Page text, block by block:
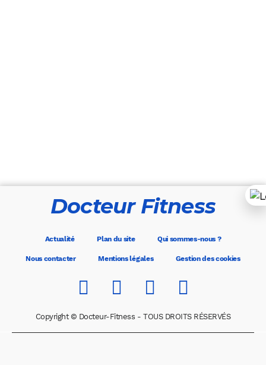
Docteur Fitness
Actualité Plan du site Qui sommes-nous ?
Nous contacter Mentions légales Gestion des cookies
Copyright © Docteur-Fitness - TOUS DROITS RÉSERVÉS